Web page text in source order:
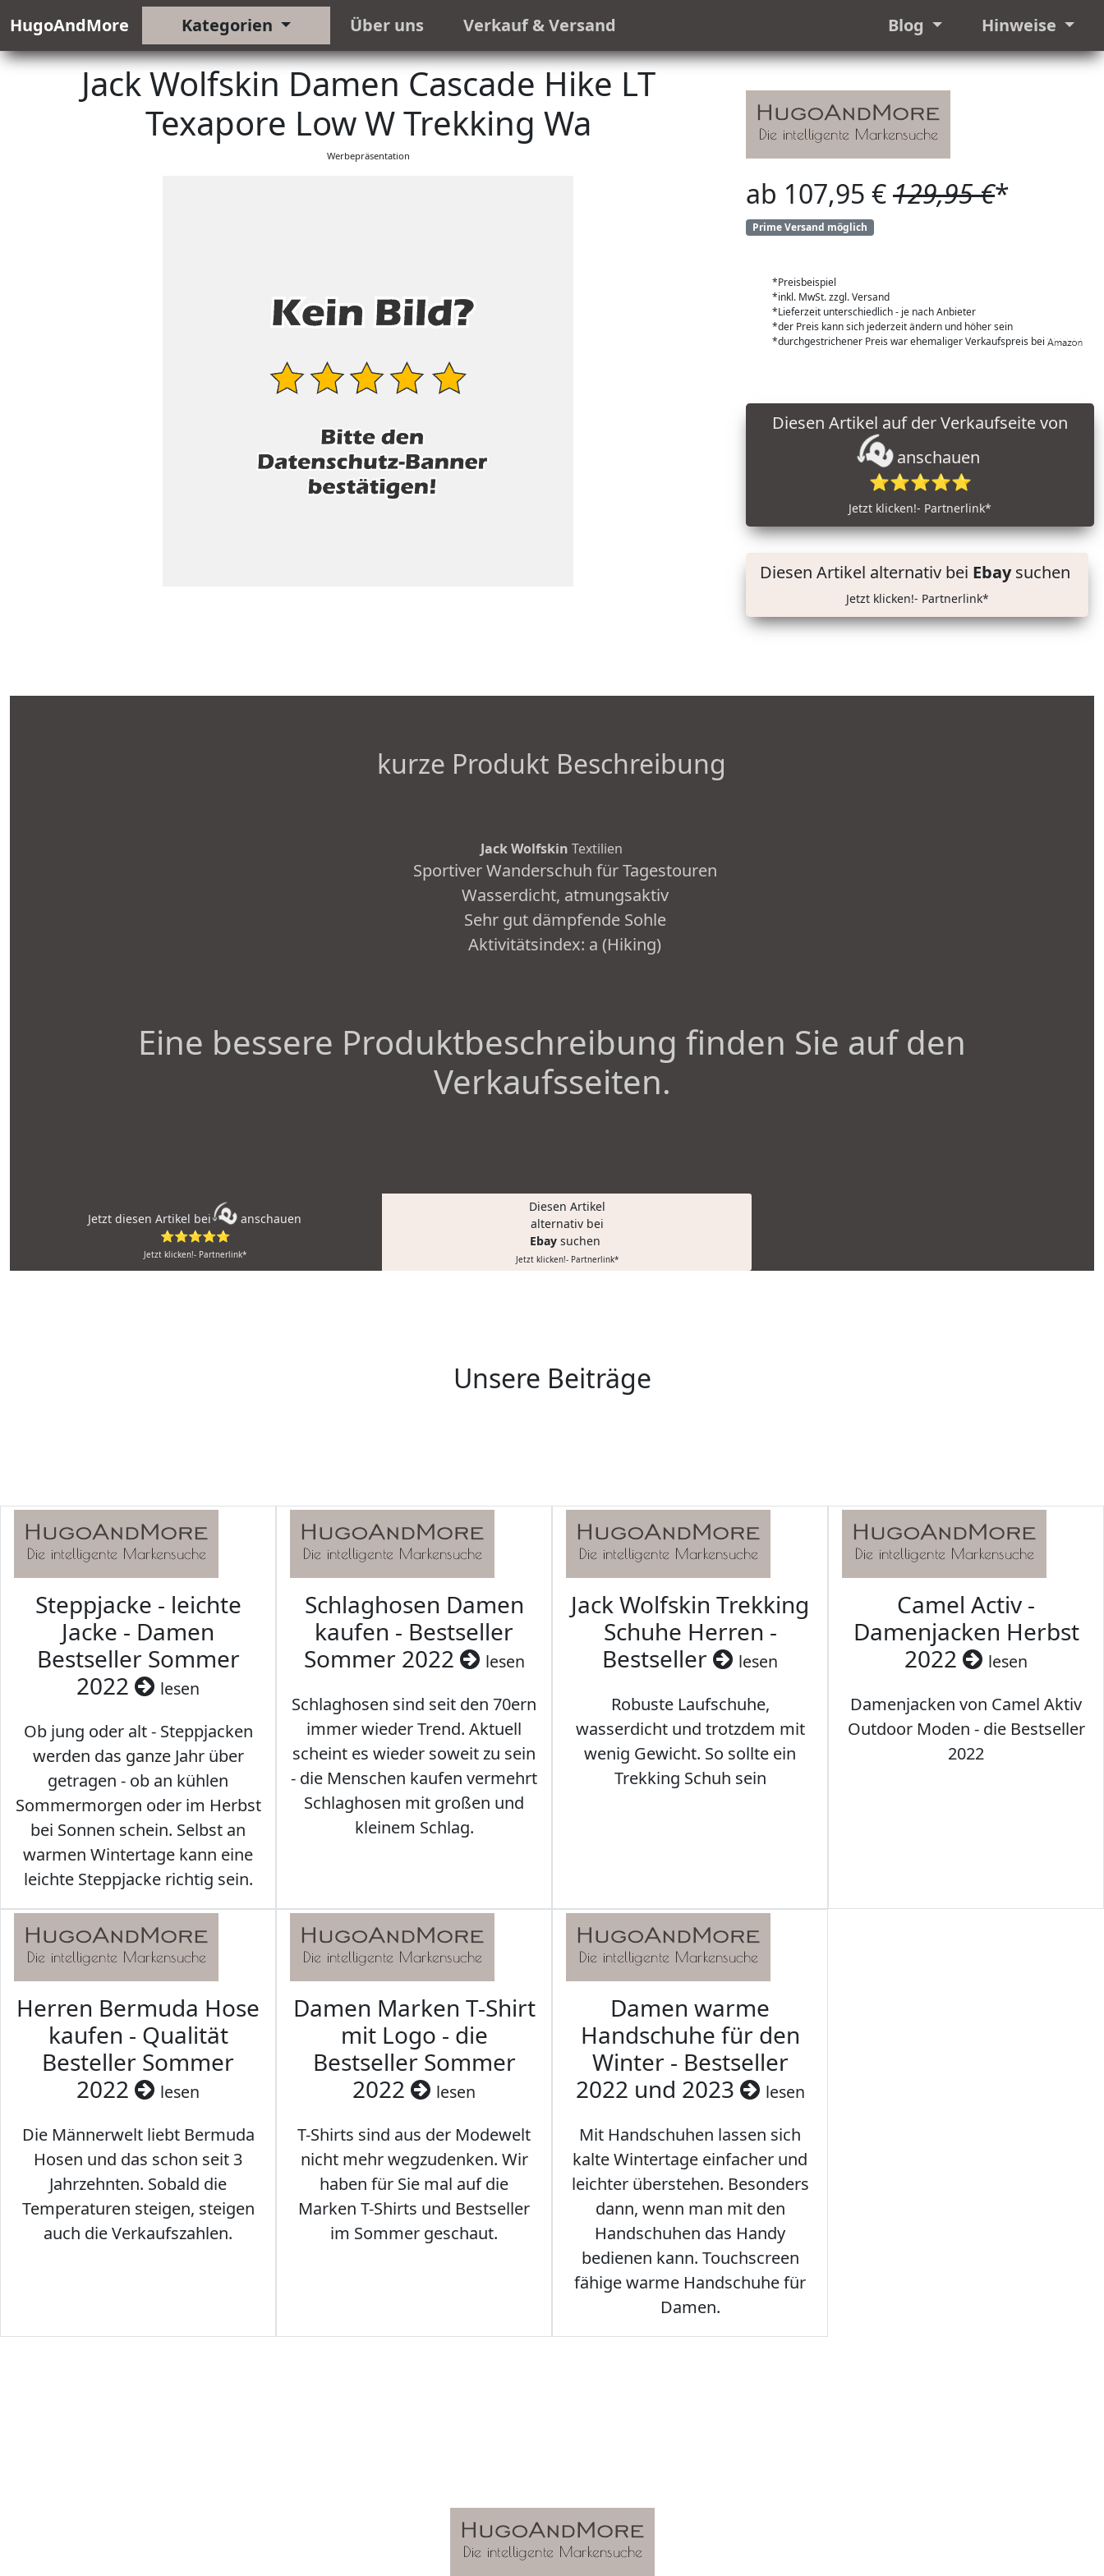
HugoAndMore Kategorien Über uns Verkauf & Versand Blog Hinweise
Jack Wolfskin Damen Cascade Hike LT
Texapore Low W Trekking Wa
Werbepräsentation
ab 107,95 €129,95 €*
Prime Versand möglich
*Preisbeispiel
*inkl. MwSt. zzgl. Versand
*Lieferzeit unterschiedlich - je nach Anbieter
*der Preis kann sich jederzeit ändern und höher sein
*durchgestrichener Preis war ehemaliger Verkaufspreis bei
anschauen
⭐⭐⭐⭐⭐
Jetzt klicken!- Partnerlink*
Diesen Artikel alternativ bei Ebaysuchen
Jetzt klicken!- Partnerlink*
kurze Produkt Beschreibung
Jack Wolfskin Textilien
Sportiver Wanderschuh für Tagestouren
Wasserdicht, atmungsaktiv
Sehr gut dämpfende Sohle
Aktivitätsindex: a (Hiking)
Eine bessere Produktbeschreibung finden Sie auf den
Verkaufsseiten.
Jetzt diesen Artikel bei
anschauen
⭐⭐⭐⭐⭐
Jetzt klicken!- Partnerlink*
Diesen Artikel
alternativ bei
Ebay suchen
Jetzt klicken!- Partnerlink*
Unsere Beiträge
Steppjacke - leichte
Jacke - Damen
Bestseller Sommer
2022
lesen
Ob jung oder alt - Steppjacken
werden das ganze Jahr über
getragen - ob an kühlen
Sommermorgen oder im Herbst
bei Sonnen schein. Selbst an
warmen Wintertage kann eine
leichte Steppjacke richtig sein.
Schlaghosen Damen
kaufen - Bestseller
Sommer 2022
lesen
Schlaghosen sind seit den 70ern
immer wieder Trend. Aktuell
scheint es wieder soweit zu sein
- die Menschen kaufen vermehrt
Schlaghosen mit großen und
kleinem Schlag.
Jack Wolfskin Trekking
Schuhe Herren -
Bestseller
lesen
Robuste Laufschuhe,
wasserdicht und trotzdem mit
wenig Gewicht. So sollte ein
Trekking Schuh sein
Camel Activ -
Damenjacken Herbst
2022
lesen
Damenjacken von Camel Aktiv
Outdoor Moden - die Bestseller
2022
Herren Bermuda Hose
kaufen - Qualität
Besteller Sommer
2022
lesen
Die Männerwelt liebt Bermuda
Hosen und das schon seit 3
Jahrzehnten. Sobald die
Temperaturen steigen, steigen
auch die Verkaufszahlen.
Damen Marken T-Shirt
mit Logo - die
Bestseller Sommer
2022
lesen
T-Shirts sind aus der Modewelt
nicht mehr wegzudenken. Wir
haben für Sie mal auf die
Marken T-Shirts und Bestseller
im Sommer geschaut.
Damen warme
Handschuhe für den
Winter - Bestseller
2022 und 2023
lesen
Mit Handschuhen lassen sich
kalte Wintertage einfacher und
leichter überstehen. Besonders
dann, wenn man mit den
Handschuhen das Handy
bedienen kann. Touchscreen
fähige warme Handschuhe für
Damen.